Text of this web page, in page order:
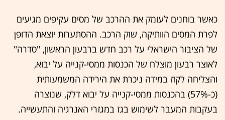
כאשר בוחנים לעומק את ההרכב של מסים עקיפים מגיעים
לפרת המסים הוותיקה, שוק הרכב. ההסתערות יוצאת הדופן
של הציבור הישראלי על רכב חדש ברבעון הראשון, "סדרה"
לאוצר רבעון מוצלח של הכנסות ממסי-קנייה על יבוא,
והצליחה לקזז במידה ניכרת את הירידה המשמעותית
(כ-57%) בהכנסות ממסי-קנייה על יבוא דלק, שנוצרה
בעקבות המעבר לשימוש בגז במגזרי האנרגיה והתעשייה.